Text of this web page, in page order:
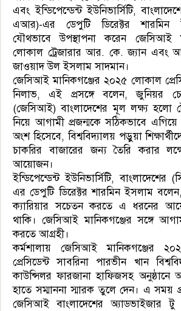
এবং ইন্ডিপেন্ডেন্ট ইউনিভার্সিটি,
এআর)-এর ডেপুটি ডিরেক্টর শারমিন
যৌথভাবে উপস্থাপনা করেন জেসিআই
লোকাল ট্রেজারার আর. কে. জ্যান এবং
জাওয়াদ উল ইসলাম সাদমান।
জেসিআই মানিকগঞ্জের ২০২৫ লোকাল
নিলাভ, এই প্রসঙ্গে বলেন, জুনিয়র
(জেসিআই) বাংলাদেশের মূল লক্ষ্য হলো
নিয়ে আগামী প্রজন্মকে সঠিকভাবে
অংশ হিসেবে, বিশ্ববিদ্যালয় পড়ুয়া
চাকরির বাজারের জন্য তৈরি করার
আয়োজন।
ইন্ডিপেন্ডেন্ট ইউনিভার্সিটি,
এর ডেপুটি ডিরেক্টর শারমিন ইসলাম
ক্যারিয়ার সচেতন করতে এ ধরনের
থাকি। জেসিআই মানিকগঞ্জের সঙ্গে
করতে আগ্রহী।
কর্মশালায় জেসিআই মানিকগঞ্জের
প্রেসিডেন্ট সাবরিনা পারভীন খান
কাউন্সিলর ফারজানা হাফিজসহ
হাতে সম্মাননা স্মারক তুলে দেন। এ সময়
জেসিআই বাংলাদেশের অ্যাডভাইজার টু